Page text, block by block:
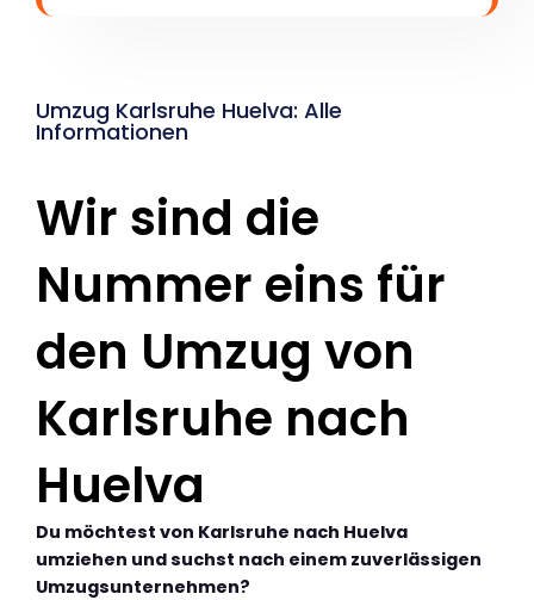
Umzug Karlsruhe Huelva: Alle
Informationen
Wir sind die
Nummer eins für
den Umzug von
Karlsruhe nach
Huelva
Du möchtest von Karlsruhe nach Huelva
umziehen und suchst nach einem zuverlässigen
Umzugsunternehmen?